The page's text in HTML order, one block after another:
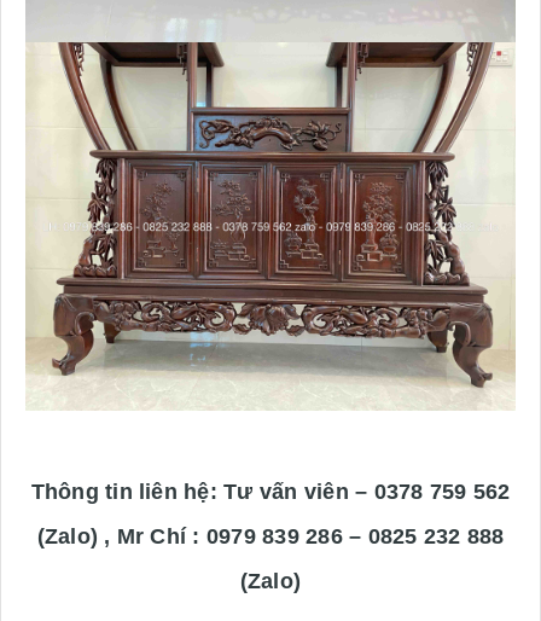
Thông tin liên hệ: Tư vấn viên – 0378 759 562
(Zalo) , Mr Chí : 0979 839 286 – 0825 232 888
(Zalo)